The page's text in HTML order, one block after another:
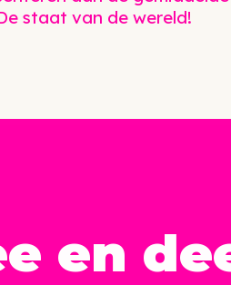
staat van de wereld!
en